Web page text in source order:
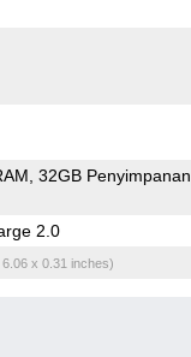
32GB Penyimpanan
2.0
x 0.31 inches)